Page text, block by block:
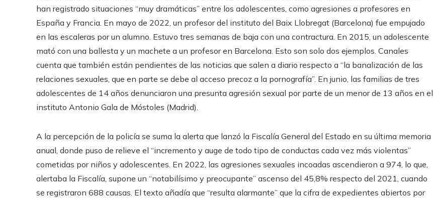
han registrado situaciones “muy dramáticas” entre los adolescentes, como agresiones a profesores en
España y Francia. En mayo de 2022, un profesor del instituto del Baix Llobregat (Barcelona) fue empujado
en las escaleras por un alumno. Estuvo tres semanas de baja con una contractura. En 2015, un adolescente
mató con una ballesta y un machete a un profesor en Barcelona. Esto son solo dos ejemplos. Canales
cuenta que también están pendientes de las noticias que salen a diario respecto a “la banalización de las
relaciones sexuales, que en parte se debe al acceso precoz a la pornografía”. En junio, las familias de tres
adolescentes de 14 años denunciaron una presunta agresión sexual por parte de un menor de 13 años en el
instituto Antonio Gala de Móstoles (Madrid).
A la percepción de la policía se suma la alerta que lanzó la Fiscalía General del Estado en su última memoria
anual, donde puso de relieve el “incremento y auge de todo tipo de conductas cada vez más violentas”
cometidas por niños y adolescentes. En 2022, las agresiones sexuales incoadas ascendieron a 974, lo que,
alertaba la Fiscalía, supone un “notabilísimo y preocupante” ascenso del 45,8% respecto del 2021, cuando
se registraron 688 causas. El texto añadía que “resulta alarmante” que la cifra de expedientes abiertos por